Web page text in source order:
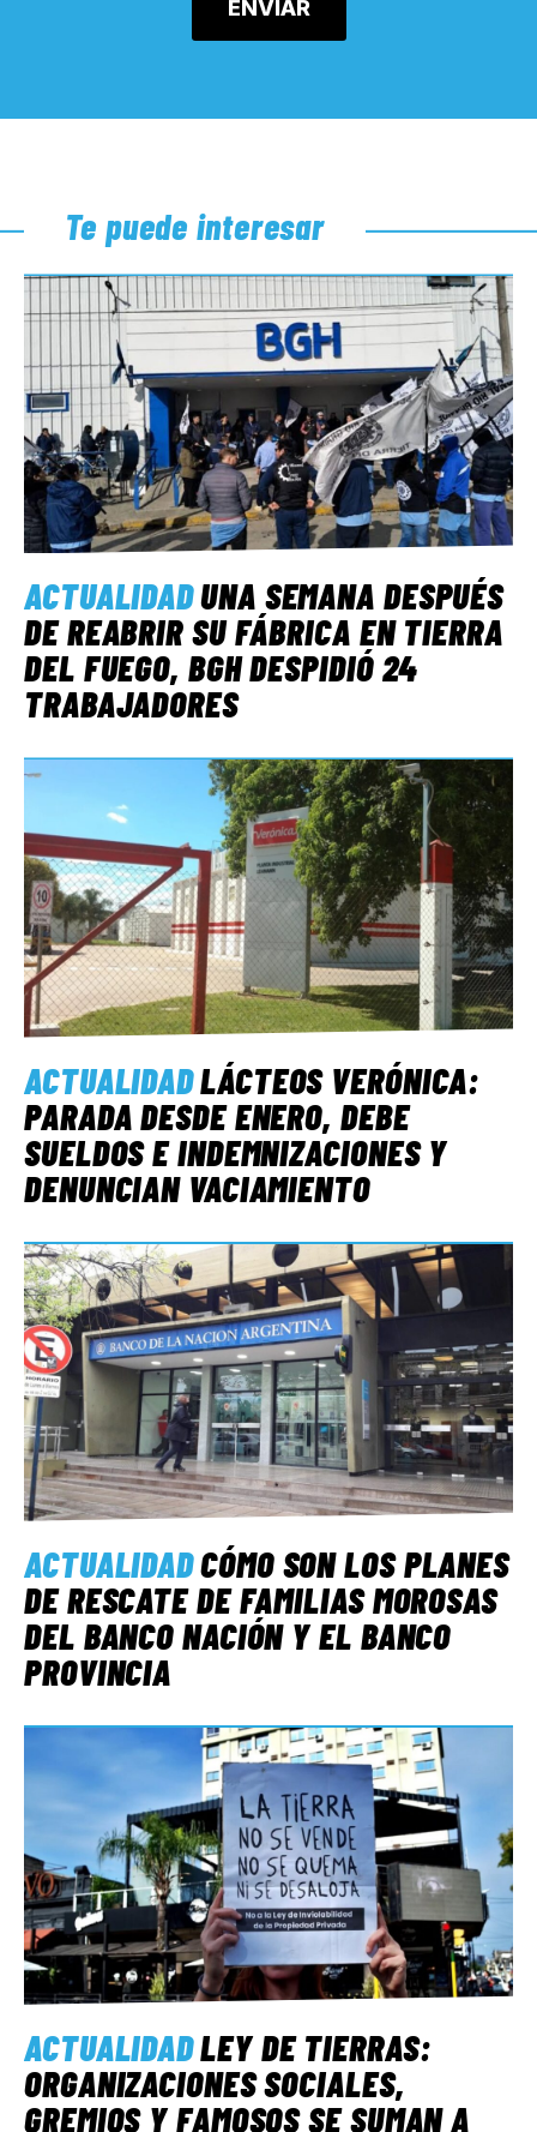
Te puede interesar
ACTUALIDADUNA SEMANA DESPUÉS
DE REABRIR SU FÁBRICA EN TIERRA
DEL FUEGO, BGH DESPIDIÓ 24
TRABAJADORES
ACTUALIDADLÁCTEOS VERÓNICA:
PARADA DESDE ENERO, DEBE
SUELDOS E INDEMNIZACIONES Y
DENUNCIAN VACIAMIENTO
ACTUALIDADCÓMO SON LOS PLANES
DE RESCATE DE FAMILIAS MOROSAS
DEL BANCO NACIÓN Y EL BANCO
PROVINCIA
ACTUALIDADLEY DE TIERRAS:
ORGANIZACIONES SOCIALES,
GREMIOS Y FAMOSOS SE SUMAN A